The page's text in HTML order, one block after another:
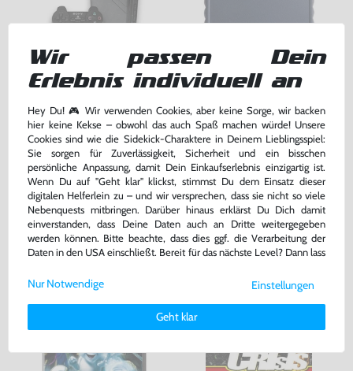
Konsole Slim #schwarz +
Original Sony DualShock
nur169,99 €
Warenkorb
Original Memory Card /
Memorycard / Speicherkarte 8
nur22,99 €
Warenkorb
DAS HABEN ANDERE DAZU
GEKAUFT
Wir passen Dein
Erlebnis individuell an
Hey Du! 🎮 Wir verwenden Cookies, aber keine Sorge, wir backen
hier keine Kekse – obwohl das auch Spaß machen würde! Unsere
Cookies sind wie die Sidekick-Charaktere in Deinem Lieblingsspiel:
Sie sorgen für Zuverlässigkeit, Sicherheit und ein bisschen
persönliche Anpassung, damit Dein Einkaufserlebnis einzigartig ist.
Wenn Du auf "Geht klar" klickst, stimmst Du dem Einsatz dieser
digitalen Helferlein zu – und wir versprechen, dass sie nicht so viele
Nebenquests mitbringen. Darüber hinaus erklärst Du Dich damit
einverstanden, dass Deine Daten auch an Dritte weitergegeben
werden können. Bitte beachte, dass dies ggf. die Verarbeitung der
Daten in den USA einschließt. Bereit für das nächste Level? Dann lass
Weitere Informationen zu den von uns verwendeten Cookies und
Deinen Rechten als Nutzer findest Du in unsererDaten­schutz­
Impressum.
Einstellungen
Geht klar
Nur Notwendige